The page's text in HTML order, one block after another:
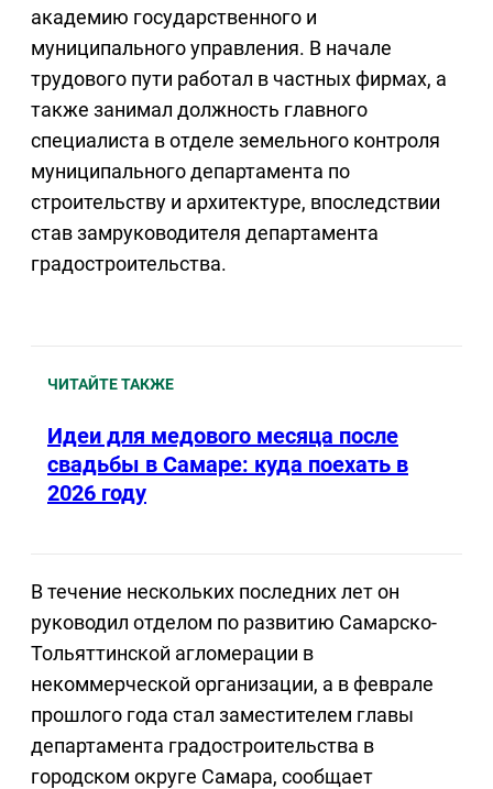
академию государственного и
муниципального управления. В начале
трудового пути работал в частных фирмах, а
также занимал должность главного
специалиста в отделе земельного контроля
муниципального департамента по
строительству и архитектуре, впоследствии
став замруководителя департамента
градостроительства.
ЧИТАЙТЕ ТАКЖЕ
Идеи для медового месяца после
свадьбы в Самаре: куда поехать в
2026 году
В течение нескольких последних лет он
руководил отделом по развитию Самарско-
Тольяттинской агломерации в
некоммерческой организации, а в феврале
прошлого года стал заместителем главы
департамента градостроительства в
городском округе Самара, сообщает